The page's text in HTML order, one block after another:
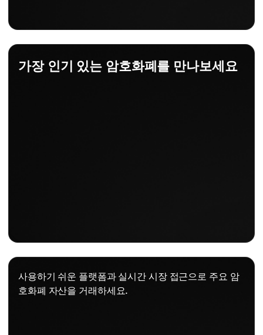
가장 인기 있는 암호화폐를 만나보세요
사용하기 쉬운 플랫폼과 실시간 시장 접근으로 주요 암
호화폐 자산을 거래하세요.